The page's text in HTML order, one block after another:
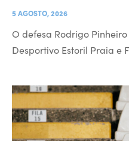
5 AGOSTO, 2026
O defesa Rodrigo
Desportivo Estoril Praia e